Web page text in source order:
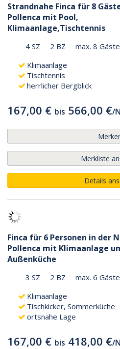
Strandnahe Finca für 8
Pollenca mit Pool,
Klimaanlage,Tischtennis
4 SZ 2 BZ max. 8 Gäste
Klimaanlage
Tischtennis
herrlicher Bergblick
167,00 € bis 566,00 €/
Merkliste
Details
Finca für 6 Personen in der
Pollenca mit Klimaanlage
Außenküche
3 SZ 2 BZ max. 6 Gäste
Klimaanlage
Tischkicker, Sommerküche
ortsnahe Lage
167,00 € bis 418,00 €/